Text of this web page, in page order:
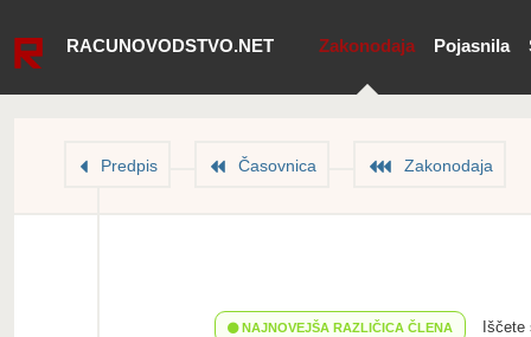
RACUNOVODSTVO.NET Zakonodaja Pojasnila
Predpis Časovnica Zakonodaja
NAJNOVEJŠA RAZLIČICA ČLENA